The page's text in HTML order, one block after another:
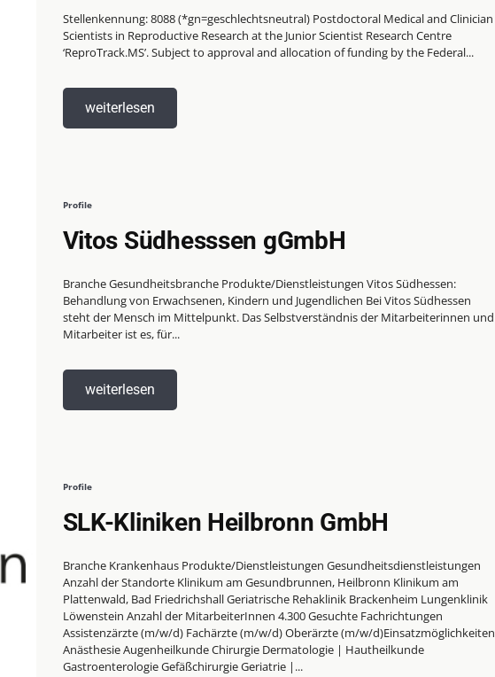
Stellenkennung: 8088 (*gn=geschlechtsneutral) Postdoctoral Medical and Clinician
Scientists in Reproductive Research at the Junior Scientist Research Centre
‘ReproTrack.MS’. Subject to approval and allocation of funding by the Federal...
weiterlesen
Profile
Vitos Südhesssen gGmbH
Branche Gesundheitsbranche Produkte/Dienstleistungen Vitos Südhessen:
Behandlung von Erwachsenen, Kindern und Jugendlichen Bei Vitos Südhessen
steht der Mensch im Mittelpunkt. Das Selbstverständnis der Mitarbeiterinnen und
Mitarbeiter ist es, für...
weiterlesen
Profile
SLK-Kliniken Heilbronn GmbH
Branche Krankenhaus Produkte/Dienstleistungen Gesundheitsdienstleistungen
Anzahl der Standorte Klinikum am Gesundbrunnen, Heilbronn Klinikum am
Plattenwald, Bad Friedrichshall Geriatrische Rehaklinik Brackenheim Lungenklinik
Löwenstein Anzahl der MitarbeiterInnen 4.300 Gesuchte Fachrichtungen
Assistenzärzte (m/w/d) Fachärzte (m/w/d) Oberärzte (m/w/d)Einsatzmöglichkeiten
Anästhesie Augenheilkunde Chirurgie Dermatologie | Hautheilkunde
Gastroenterologie Gefäßchirurgie Geriatrie |...